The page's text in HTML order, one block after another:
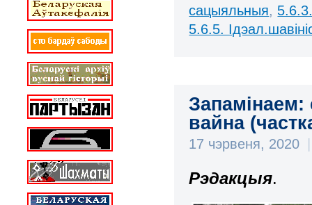
сацыяльныя, 5.6.3.
5.6.5.
Запамінаем:
вайна
17 чэрвеня, 2020
Рэдакцыя.